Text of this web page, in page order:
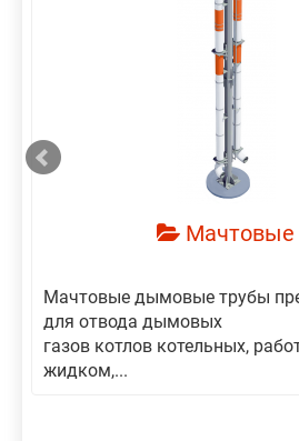
Мачтовые
Мачтовые дымовые трубы
для отвода дымовых
газов котлов котельных,
жидком,...